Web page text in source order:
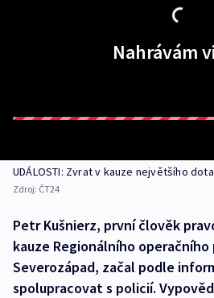
Nahrávám
UDÁLOSTI: Zvrat v kauze největšího
Zdroj: ČT24
Petr Kušnierz, první člověk
kauze Regionálního operačního
Severozápad, začal podle
spolupracovat s policií.